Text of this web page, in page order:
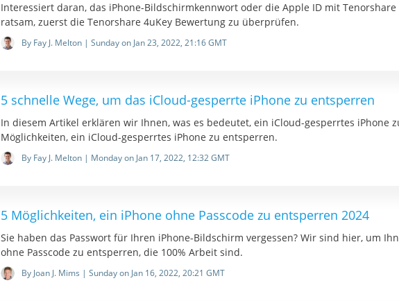
Interessiert daran, das iPhone-Bildschirmkennwort oder die Apple ID mit Tenorshare
ratsam, zuerst die Tenorshare 4uKey Bewertung zu überprüfen.
By Fay J. Melton | Sunday on Jan 23, 2022, 21:16 GMT
5 schnelle Wege, um das iCloud-gesperrte iPhone zu entsperren
In diesem Artikel erklären wir Ihnen, was es bedeutet, ein iCloud-gesperrtes iPhone
Möglichkeiten, ein iCloud-gesperrtes iPhone zu entsperren.
By Fay J. Melton | Monday on Jan 17, 2022, 12:32 GMT
5 Möglichkeiten, ein iPhone ohne Passcode zu entsperren 2024
Sie haben das Passwort für Ihren iPhone-Bildschirm vergessen? Wir sind hier, um
ohne Passcode zu entsperren, die 100% Arbeit sind.
By Joan J. Mims | Sunday on Jan 16, 2022, 20:21 GMT